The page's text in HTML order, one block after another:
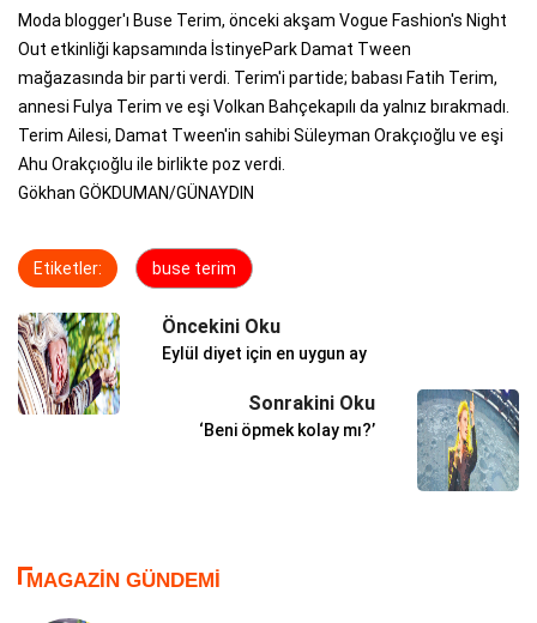
Moda blogger'ı Buse Terim, önceki akşam Vogue Fashion's Night
Out etkinliği kapsamında İstinyePark Damat Tween
mağazasında bir parti verdi. Terim'i partide; babası Fatih Terim,
annesi Fulya Terim ve eşi Volkan Bahçekapılı da yalnız bırakmadı.
Terim Ailesi, Damat Tween'in sahibi Süleyman Orakçıoğlu ve eşi
Ahu Orakçıoğlu ile birlikte poz verdi.
Gökhan GÖKDUMAN/GÜNAYDIN
Etiketler: buse terim
Öncekini Oku
Eylül diyet için en uygun ay
Sonrakini Oku
‘Beni öpmek kolay mı?’
MAGAZIN GÜNDEMI